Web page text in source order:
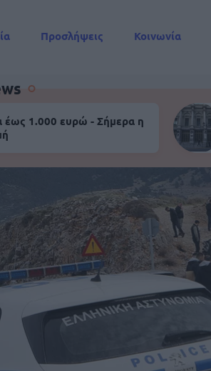
Προσλήψεις Κοινωνία
1.000 ευρώ - Σήμερα η